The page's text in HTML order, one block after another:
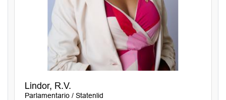
Lindor, R.V.
Parlamentario / Statenlid